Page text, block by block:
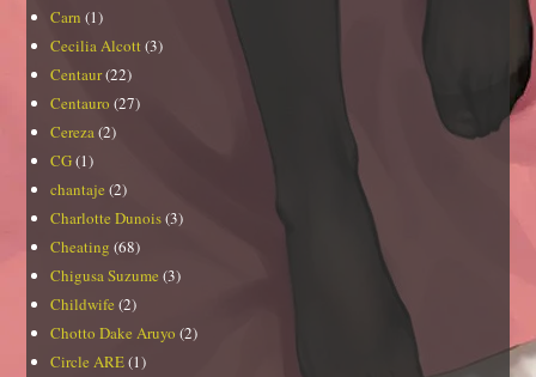
Carn (1)
Cecilia Alcott (3)
Centaur(22)
Centauro (27)
Cereza(2)
CG(1)
chantaje (2)
Charlotte Dunois(3)
Cheating (68)
Chigusa Suzume (3)
Childwife (2)
Chotto Dake Aruyo (2)
Circle ARE(1)